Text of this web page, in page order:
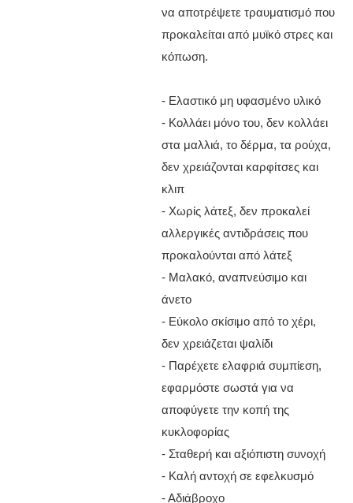
να αποτρέψετε τραυματισμό που
προκαλείται από μυϊκό στρες και
κόπωση.
- Ελαστικό μη υφασμένο υλικό
- Κολλάει μόνο του, δεν κολλάει
στα μαλλιά, το δέρμα, τα ρούχα,
δεν χρειάζονται καρφίτσες και
κλιπ
- Χωρίς λάτεξ, δεν προκαλεί
αλλεργικές αντιδράσεις που
προκαλούνται από λάτεξ
- Μαλακό, αναπνεύσιμο και
άνετο
- Εύκολο σκίσιμο από το χέρι,
δεν χρειάζεται ψαλίδι
- Παρέχετε ελαφριά συμπίεση,
εφαρμόστε σωστά για να
αποφύγετε την κοπή της
κυκλοφορίας
- Σταθερή και αξιόπιστη συνοχή
- Καλή αντοχή σε εφελκυσμό
- Αδιάβροχο